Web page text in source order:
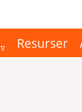
Resurser